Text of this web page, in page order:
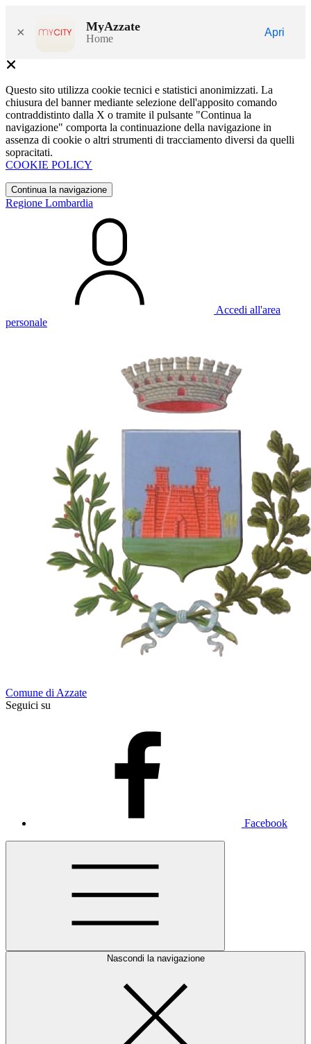
× MyAzzate
Home
Apri
Questo sito utilizza cookie tecnici e statistici anonimizzati. La
chiusura del banner mediante selezione dell'apposito comando
contraddistinto dalla X o tramite il pulsante "Continua la
navigazione" comporta la continuazione della navigazione in
assenza di cookie o altri strumenti di tracciamento diversi da quelli
sopracitati.
COOKIE POLICY
Continua la navigazione
Regione Lombardia
Accedi all'area
personale
Comune di Azzate
Seguici su
Facebook
Nascondi la navigazione